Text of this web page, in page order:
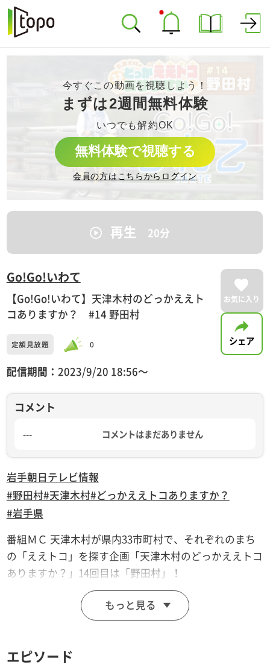
今すぐこの動画を視聴しよう！
まずは2週間無料体験
いつでも解約OK
無料体験で視聴する
会員の方はこちらからログイン
再生 20分
Go!Go!いわて
【Go!Go!いわて】天津木村のどっかええト
コありますか？ #14 野田村
定額見放題 0
配信期間： 2023/9/20 18:56〜
お気に入り
シェア
コメント
--- コメントはまだありません
岩手朝日テレビ情報
#野田村#天津木村#どっかええトコありますか？
#岩手県
番組ＭＣ 天津木村が県内33市町村で、それぞれのまち
の「ええトコ」を探す企画「天津木村のどっかええトコ
ありますか？」14回目は「野田村」！
※2022年10月8日(土)放送もっと見る
エピソード